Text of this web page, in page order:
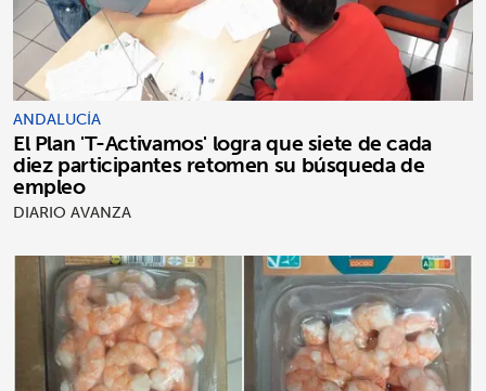
ANDALUCÍA
El Plan 'T-Activamos' logra que siete de cada
diez participantes retomen su búsqueda de
empleo
DIARIO AVANZA